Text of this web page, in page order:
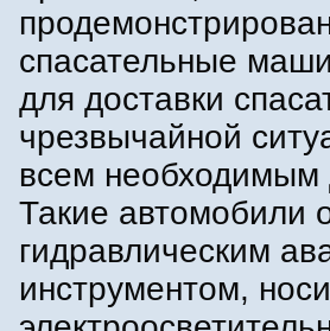
спасательные
для доставки
чрезвычайной
всем
Такие автомобили
гидравлическим
инструментом,